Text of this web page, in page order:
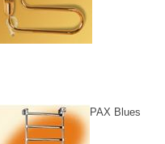
PAX Blues